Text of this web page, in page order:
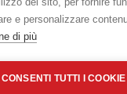
e personalizzare
di più
CONSENTI TUTTI I COOKIE